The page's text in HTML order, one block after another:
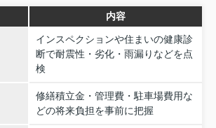
内容
インスペクションや住まいの健康診
断で耐震性・劣化・雨漏りなどを点
検
修繕積立金・管理費・駐車場費用な
どの将来負担を事前に把握